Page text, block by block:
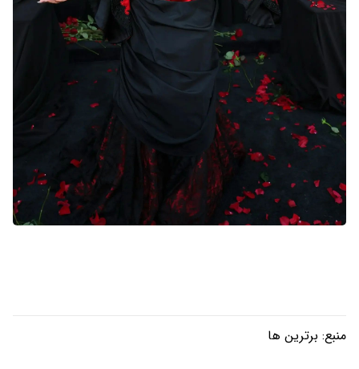
منبع: برترین ها